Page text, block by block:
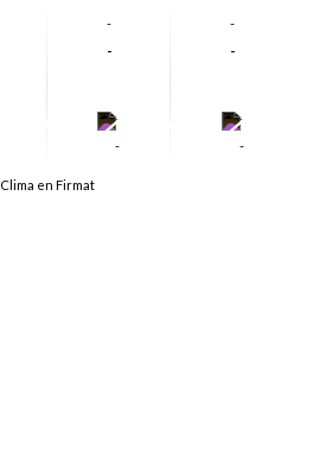
-
-
-
-
-
-
-
-
Clima en Firmat